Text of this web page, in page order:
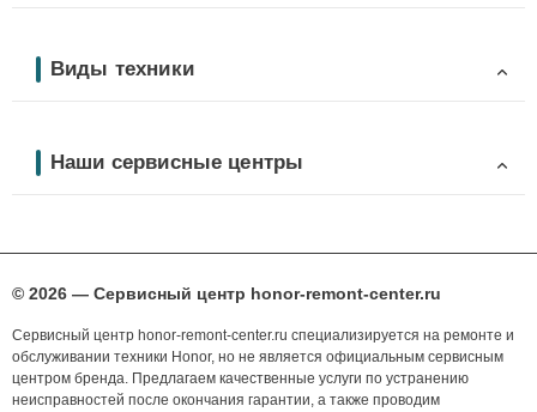
Виды техники
Наши сервисные центры
© 2026 — Сервисный центр honor-remont-center.ru
Сервисный центр honor-remont-center.ru специализируется на ремонте и
обслуживании техники Honor, но не является официальным сервисным
центром бренда. Предлагаем качественные услуги по устранению
неисправностей после окончания гарантии, а также проводим